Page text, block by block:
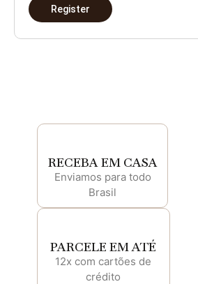
Register
RECEBA EM CASA
Enviamos para todo
Brasil
PARCELE EM ATÉ
12x com cartões de
crédito